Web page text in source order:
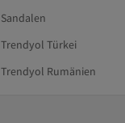
Sandalen
Trendyol Türkei
Trendyol Rumänien